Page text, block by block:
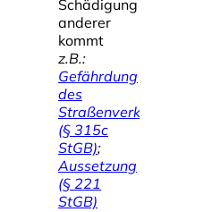
Schädigung
anderer
kommt
z.B.:
Gefährdung
des
Straßenverkehrs
(§ 315c
StGB);
Aussetzung
(§ 221
StGB)